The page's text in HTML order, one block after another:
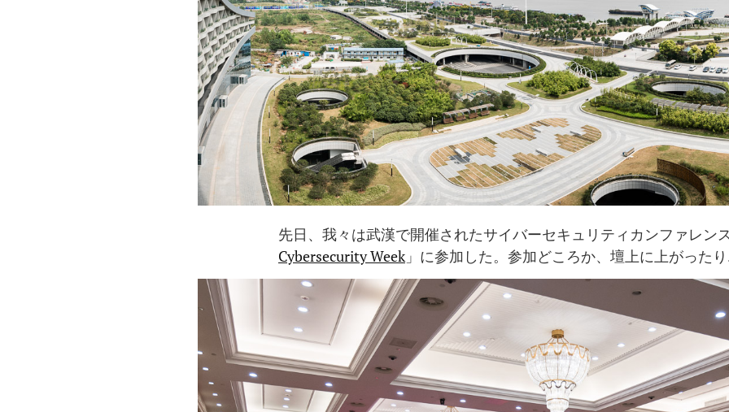
先日、我々は武漢で開催されたサイバーセキュリティカンファレン
Cybersecurity Week」に参加した。参加どころか、壇上に上がった